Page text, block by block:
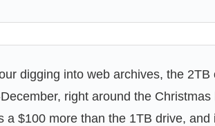
digging into web archives, the
right around the
a $100 more than the 1TB drive,